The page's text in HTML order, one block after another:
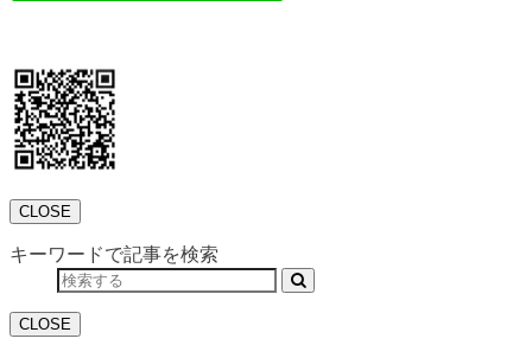
CLOSE
キーワードで記事を検索
CLOSE